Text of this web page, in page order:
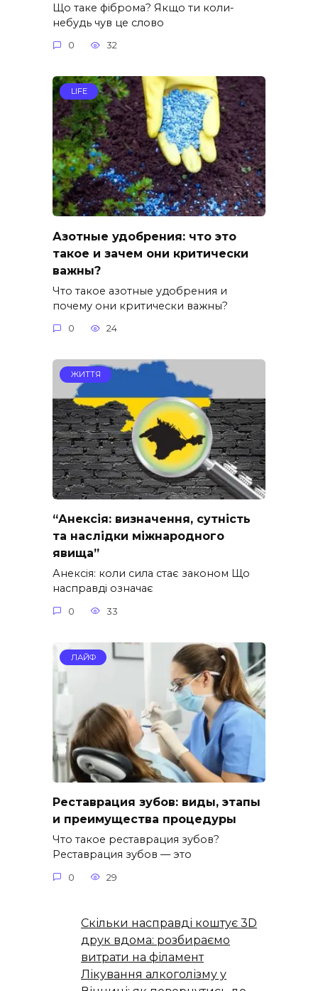
Що таке фіброма? Якщо ти коли-
небудь чув це слово
0 32
LIFE
Азотные удобрения: что это
такое и зачем они критически
важны?
Что такое азотные удобрения и
почему они критически важны?
0 24
ЖИТТЯ
“Анексія: визначення, сутність
та наслідки міжнародного
явища”
Анексія: коли сила стає законом Що
насправді означає
0 33
ЛАЙФ
Реставрация зубов: виды, этапы
и преимущества процедуры
Что такое реставрация зубов?
Реставрация зубов — это
0 29
Скільки насправді коштує 3D
друк вдома: розбираємо
витрати на філамент
Лікування алкоголізму у